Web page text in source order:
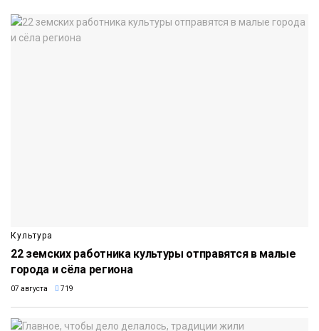
Культура
22 земских работника культуры отправятся в малые
города и сёла региона
07 августа 719